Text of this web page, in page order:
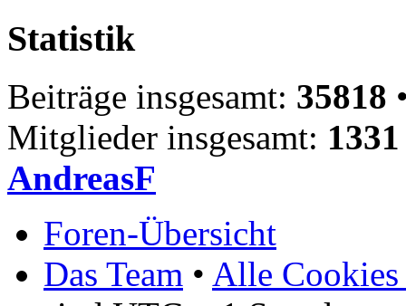
Statistik
Beiträge insgesamt: 35818
Mitglieder insgesamt: 1331
AndreasF
Foren-Übersicht
Das Team • Alle Cookies